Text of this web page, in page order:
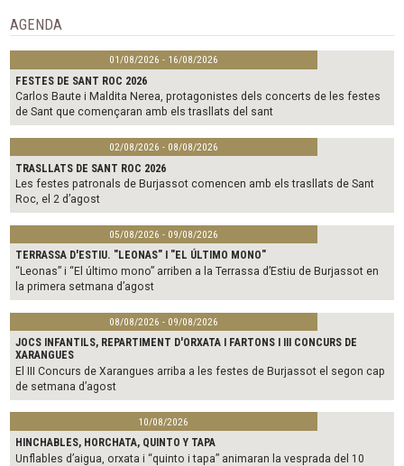
o
k
AGENDA
01/08/2026 - 16/08/2026
FESTES DE SANT ROC 2026
Carlos Baute i Maldita Nerea, protagonistes dels concerts de les festes
de Sant que començaran amb els trasllats del sant
02/08/2026 - 08/08/2026
TRASLLATS DE SANT ROC 2026
Les festes patronals de Burjassot comencen amb els trasllats de Sant
Roc, el 2 d’agost
05/08/2026 - 09/08/2026
TERRASSA D'ESTIU. "LEONAS" I "EL ÚLTIMO MONO"
“Leonas” i “El último mono” arriben a la Terrassa d’Estiu de Burjassot en
la primera setmana d’agost
08/08/2026 - 09/08/2026
JOCS INFANTILS, REPARTIMENT D'ORXATA I FARTONS I III CONCURS DE
XARANGUES
El III Concurs de Xarangues arriba a les festes de Burjassot el segon cap
de setmana d’agost
10/08/2026
HINCHABLES, HORCHATA, QUINTO Y TAPA
Unflables d’aigua, orxata i “quinto i tapa” animaran la vesprada del 10